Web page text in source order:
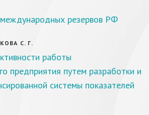
резервов РФ
С. Г.
работы
предприятия путем разработки и
системы показателей